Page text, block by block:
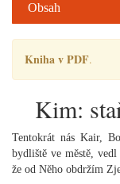
Obsah
Kniha v PDF.
Kim:
Tentokrát nás Kair,
bydliště ve městě,
že od Něho obdržím